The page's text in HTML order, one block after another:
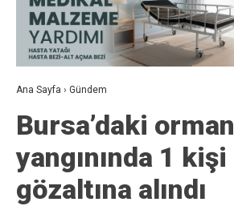
Ana Sayfa › Gündem
Bursa’daki orman
yangınında 1 kişi
gözaltına alındı